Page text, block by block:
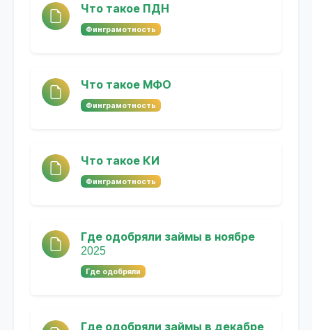
Что такое ПДН
Финграмотность
Что такое МФО
Финграмотность
Что такое КИ
Финграмотность
Где одобряли займы в ноябре
2025
Где одобряли
Где одобряли займы в декабре